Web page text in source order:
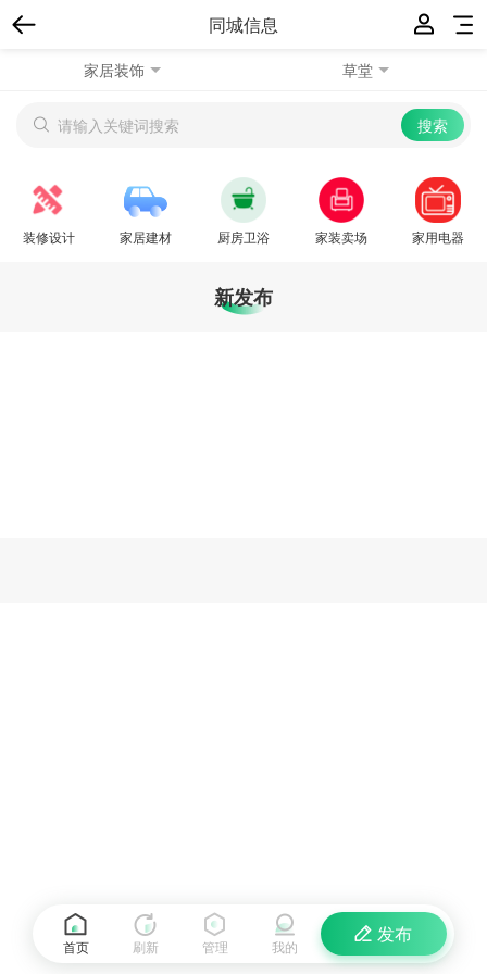
同城信息
家居装饰 草堂
装修设计 家居建材 厨房卫浴 家装卖场 家用电器
新发布
首页 刷新
发布
管理 我的